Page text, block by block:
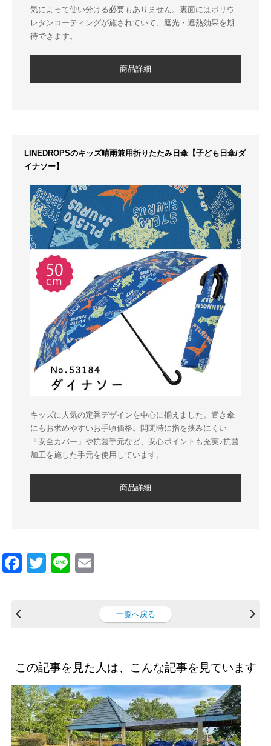
気によって使い分ける必要もありません。裏面にはポリウ
レタンコーティングが施されていて、遮光・遮熱効果を期
待できます。
商品詳細
LINEDROPSのキッズ晴雨兼用折りたたみ日傘【子ども日傘/ダ
イナソー】
キッズに人気の定番デザインを中心に揃えました。置き傘
にもお求めやすいお手頃価格。開閉時に指を挟みにくい
「安全カバー」や抗菌手元など、安心ポイントも充実♪抗菌
加工を施した手元を使用しています。
商品詳細
F
o
o
k
T
Li
一覧へ戻る
この記事を見た人は、こんな記事を見ています